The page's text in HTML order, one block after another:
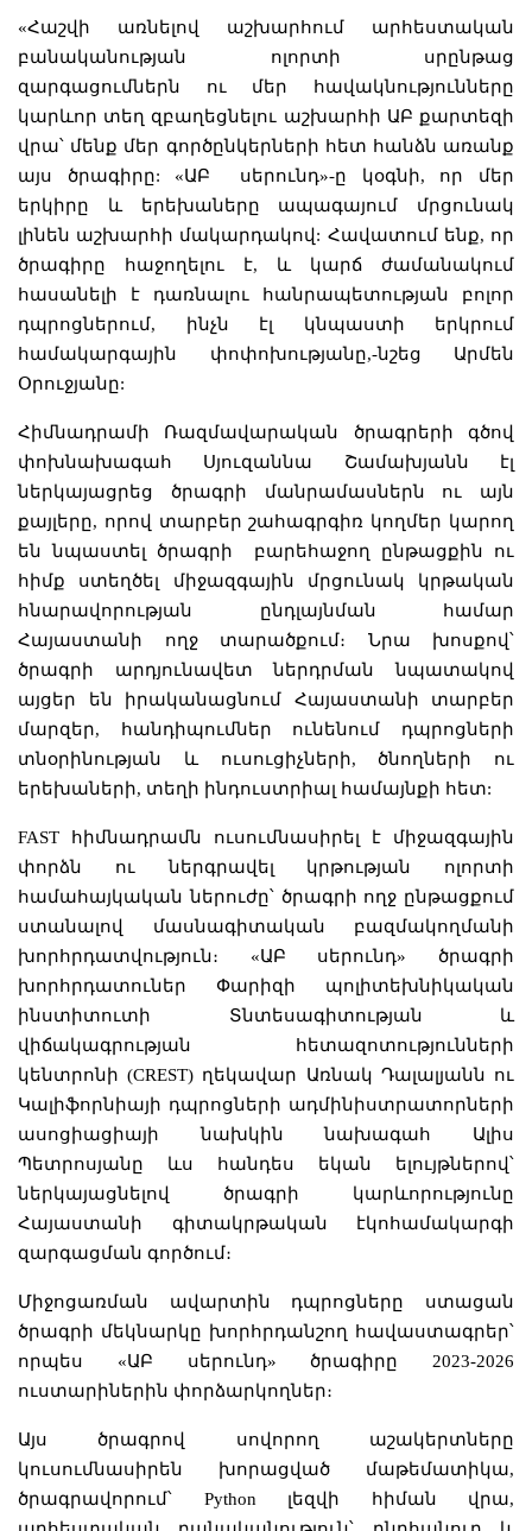
«Հաշվի առնելով աշխարհում արհեստական
բանականության ոլորտի սրընթաց
զարգացումներն ու մեր հավակնությունները
կարևոր տեղ զբաղեցնելու աշխարհի ԱԲ քարտեզի
վրա՝ մենք մեր գործընկերների հետ հանձն առանք
այս ծրագիրը: «ԱԲ սերունդ»-ը կօգնի, որ մեր
երկիրը և երեխաները ապագայում մրցունակ
լինեն աշխարհի մակարդակով: Հավատում ենք, որ
ծրագիրը հաջողելու է, և կարճ ժամանակում
հասանելի է դառնալու հանրապետության բոլոր
դպրոցներում, ինչն էլ կնպաստի երկրում
համակարգային փոփոխությանը,-նշեց Արմեն
Օրուջյանը:
Հիմնադրամի Ռազմավարական ծրագրերի գծով
փոխնախագահ Սյուզաննա Շամախյանն էլ
ներկայացրեց ծրագրի մանրամասներն ու այն
քայլերը, որով տարբեր շահագրգիռ կողմեր կարող
են նպաստել ծրագրի բարեհաջող ընթացքին ու
հիմք ստեղծել միջազգային մրցունակ կրթական
հնարավորության ընդլայնման համար
Հայաստանի ողջ տարածքում։ Նրա խոսքով՝
ծրագրի արդյունավետ ներդրման նպատակով
այցեր են իրականացնում Հայաստանի տարբեր
մարզեր, հանդիպումներ ունենում դպրոցների
տնօրինության և ուսուցիչների, ծնողների ու
երեխաների, տեղի ինդուստրիալ համայնքի հետ:
FAST հիմնադրամն ուսումնասիրել է միջազգային
փորձն ու ներգրավել կրթության ոլորտի
համահայկական ներուժը՝ ծրագրի ողջ ընթացքում
ստանալով մասնագիտական բազմակողմանի
խորհրդատվություն։ «ԱԲ սերունդ» ծրագրի
խորհրդատուներ Փարիզի պոլիտեխնիկական
ինստիտուտի Տնտեսագիտության և
վիճակագրության հետազոտությունների
կենտրոնի (CREST) ղեկավար Առնակ Դալալյանն ու
Կալիֆորնիայի դպրոցների ադմինիստրատորների
ասոցիացիայի նախկին նախագահ Ալիս
Պետրոսյանը ևս հանդես եկան ելույթներով՝
ներկայացնելով ծրագրի կարևորությունը
Հայաստանի գիտակրթական էկոհամակարգի
զարգացման գործում։
Միջոցառման ավարտին դպրոցները ստացան
ծրագրի մեկնարկը խորհրդանշող հավաստագրեր՝
որպես «ԱԲ սերունդ» ծրագիրը 2023-2026
ուստարիներին փորձարկողներ։
Այս ծրագրով սովորող աշակերտները
կուսումնասիրեն խորացված մաթեմատիկա,
ծրագրավորում՝ Python լեզվի հիման վրա,